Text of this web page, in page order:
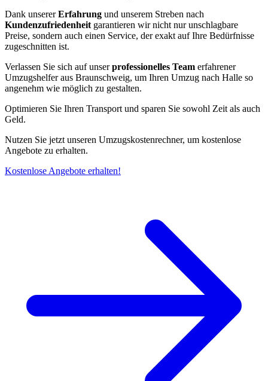
Dank unsererErfahrung und unserem Streben nach
Kundenzufriedenheit garantieren wir nicht nur unschlagbare
Preise, sondern auch einen Service, der exakt auf Ihre Bedürfnisse
zugeschnitten ist.
Verlassen Sie sich auf unserprofessionelles Team erfahrener
Umzugshelfer aus Braunschweig, um Ihren Umzug nach Halle so
angenehm wie möglich zu gestalten.
Optimieren Sie Ihren Transport und sparen Sie sowohl Zeit als auch
Geld.
Nutzen Sie jetzt unseren Umzugskostenrechner, um kostenlose
Angebote zu erhalten.
Kostenlose Angebote erhalten!